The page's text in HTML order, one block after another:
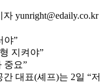
yunright@edaily.co.kr
야”
지켜야”
중요”
대표(셰프)는 2일 “저